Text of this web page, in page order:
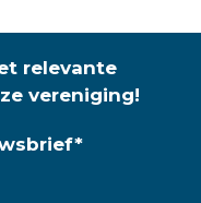
relevante
vereniging!
*